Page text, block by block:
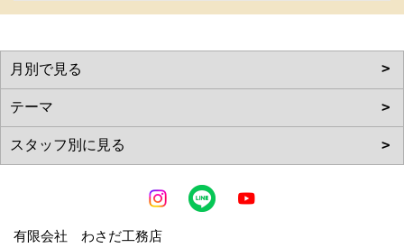
有限会社 わさだ工務店